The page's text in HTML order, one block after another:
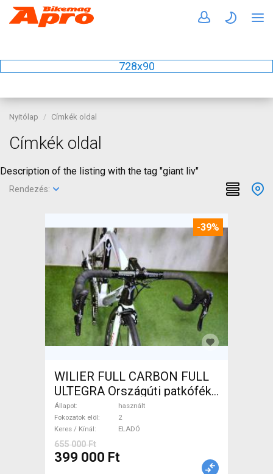
728x90
Nyitólap Címkék oldal
Címkék oldal
Description of the listing with the tag "giant liv"
Rendezés:
-39%
WILIER FULL CARBON FULL
ULTEGRA Országúti patkófék
használt ELADÓ
Állapot
használt
Fokozatok elöl
2
Keres / Kínál
ELADÓ
655 000 Ft
399 000 Ft